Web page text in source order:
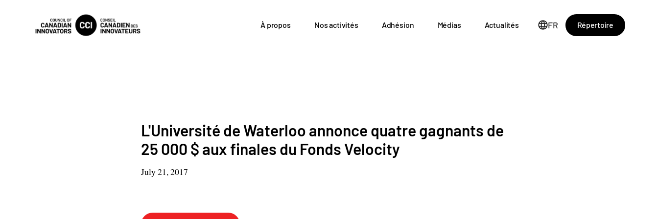
À propos Nos activités Adhésion Médias Actualités FR Répertoire
L'Université de Waterloo annonce quatre gagnants de
25 000 $ aux finales du Fonds Velocity
July 21, 2017